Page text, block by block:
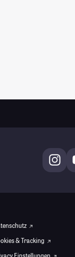
& Tracking
Einstellungen